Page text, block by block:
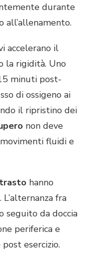
durante
all’allenamento.
accelerano il
la rigidità. Uno
minuti post-
di ossigeno ai
il ripristino dei
non deve
fluidi e
hanno
fra
seguito da doccia
periferica e
post esercizio.